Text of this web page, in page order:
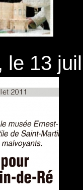
le 13